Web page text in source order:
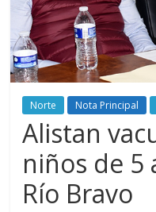
Norte Nota Principal
Alistan
niños de 5
Río Bravo